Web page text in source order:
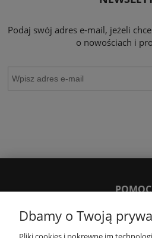
Podaj swój adres e-mail, jeżeli
o nowościach i
POMOC
MOJE
Dbamy o Twoją